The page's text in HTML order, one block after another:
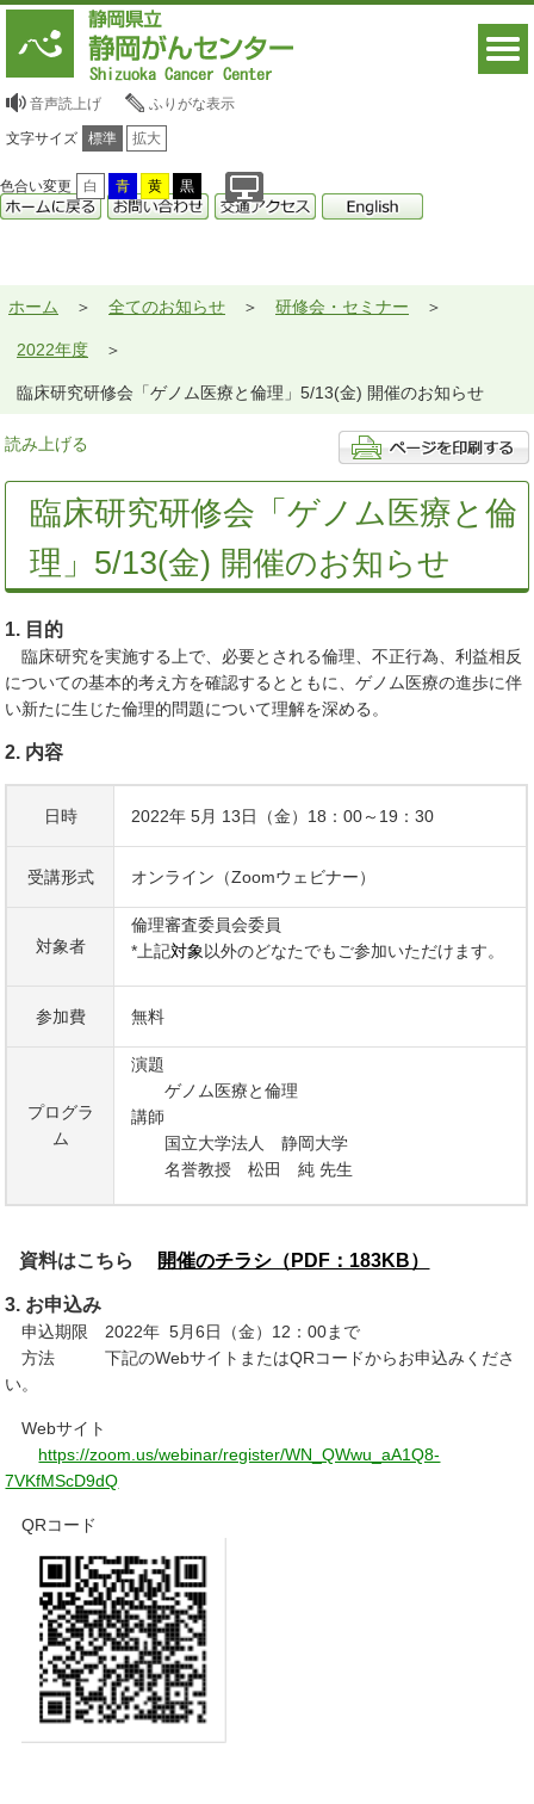
音声読上げ ふりがな表示
文字サイズ 標準 拡大
色合い変更 白 青 黄 黒
ホーム 全てのお知らせ 研修会・セミナー
2022年度
臨床研究研修会「ゲノム医療と倫理」5/13(金) 開催のお知らせ
読み上げる
臨床研究研修会「ゲノム医療と倫
理」5/13(金) 開催のお知らせ
1. 目的
臨床研究を実施する上で、必要とされる倫理、不正行為、利益相反
についての基本的考え方を確認するとともに、ゲノム医療の進歩に伴
い新たに生じた倫理的問題について理解を深める。
2. 内容
日時 2022年 5月 13日（金）18：00～19：30
受講形式 オンライン（Zoomウェビナー）
対象者
倫理審査委員会委員
*上記対象 以外のどなたでもご参加いただけます。
参加費 無料
プログラ
ム
演題
ゲノム医療と倫理
講師
国立大学法人 静岡大学
名誉教授 松田 純 先生
資料はこちら 開催のチラシ（PDF：183KB）
3. お申込み
申込期限 2022年 5月6日（金）12：00まで
方法 下記のWebサイトまたはQRコードからお申込みくださ
い。
Webサイト
https://zoom.us/webinar/register/WN_QWwu_aA1Q8-
7VKfMScD9dQ
QRコード